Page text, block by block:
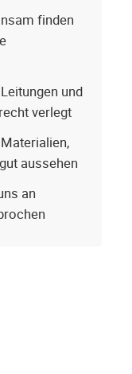
finden
und
verlegt
aussehen
an